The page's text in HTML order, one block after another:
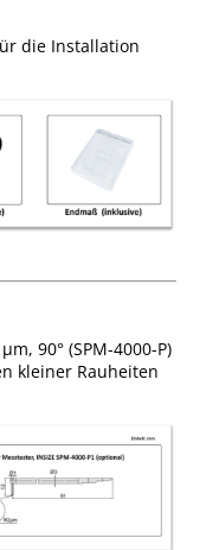
die Installation
90° (SPM-4000-P)
kleiner Rauheiten